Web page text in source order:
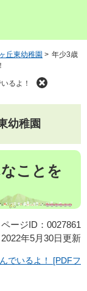
丘東幼稚園 > 年少3歳
るよ！
幼稚園
ことを
ページID：0027861
年5月30日更新
でいるよ！ [PDFフ